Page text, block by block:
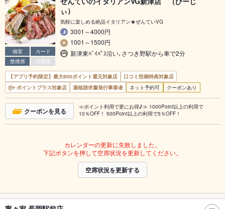
個室
カード
禁煙席
喫煙席
ぃ）
気軽に楽しめる絶品イタリアン★ぜんていVG
3001～4000円
1001～1500円
新津東ﾊﾞｲﾊﾟｽ沿い､さつき野駅から車で2分
【アプリ予約限定】最大800ポイント還元対象店
口コミ投稿特典対象店
ポイントプラス対象店
適格請求書発行事業者 ネット予約可 クーポンあり
クーポンを見る
≪ポイント利用で更にお得♪≫ 1000Point以上の利用で
10％OFF！ 500Point以上の利用で5％OFF！
カレンダーの更新に失敗しました。
下記ボタンを押して空席状況を更新してください。
空席状況を更新する